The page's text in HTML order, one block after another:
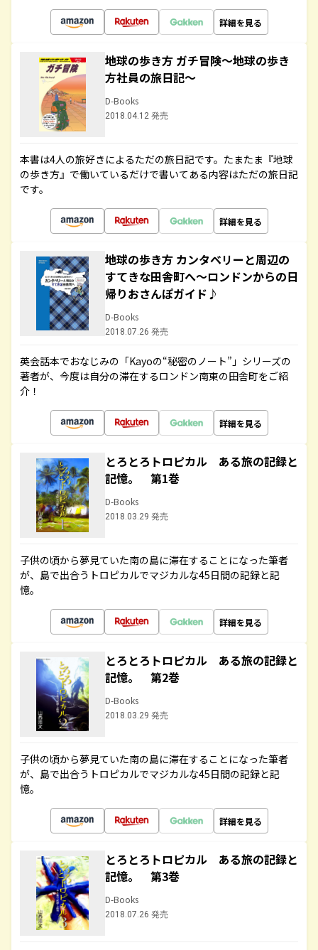
詳細を見る
地球の歩き方 ガチ冒険～地球の歩き
方社員の旅日記～
D-Books
2018.04.12 発売
本書は4人の旅好きによるただの旅日記です。たまたま『地球
の歩き方』で働いているだけで書いてある内容はただの旅日記
です。
詳細を見る
地球の歩き方 カンタベリーと周辺の
すてきな田舎町へ～ロンドンからの日
帰りおさんぽガイド♪
D-Books
2018.07.26 発売
英会話本でおなじみの「Kayoの“秘密のノート”」シリーズの
著者が、今度は自分の滞在するロンドン南東の田舎町をご紹
介！
詳細を見る
とろとろトロピカル ある旅の記録と
記憶。 第1巻
D-Books
2018.03.29 発売
子供の頃から夢見ていた南の島に滞在することになった筆者
が、島で出合うトロピカルでマジカルな45日間の記録と記
憶。
詳細を見る
とろとろトロピカル ある旅の記録と
記憶。 第2巻
D-Books
2018.03.29 発売
子供の頃から夢見ていた南の島に滞在することになった筆者
が、島で出合うトロピカルでマジカルな45日間の記録と記
憶。
詳細を見る
とろとろトロピカル ある旅の記録と
記憶。 第3巻
D-Books
2018.07.26 発売